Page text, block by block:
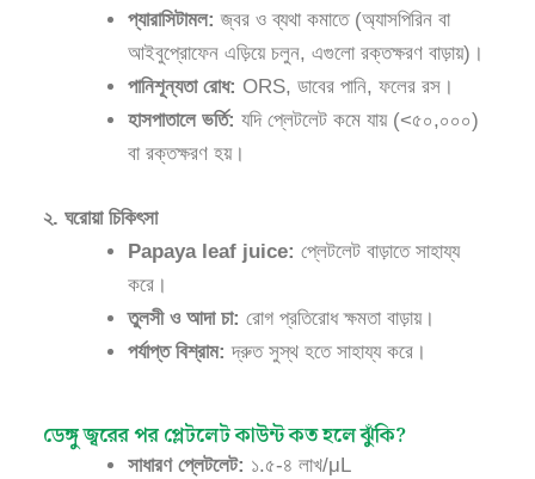
প্যারাসিটামল: জ্বর ও ব্যথা কমাতে (অ্যাসপিরিন বা
আইবুপ্রোফেন এড়িয়ে চলুন, এগুলো রক্তক্ষরণ বাড়ায়)।
পানিশূন্যতা রোধ: ORS, ডাবের পানি, ফলের রস।
হাসপাতালে ভর্তি: যদি প্লেটলেট কমে যায় (<৫০,০০০)
বা রক্তক্ষরণ হয়।
২. ঘরোয়া চিকিৎসা
Papaya leaf juice: প্লেটলেট বাড়াতে সাহায্য
করে।
তুলসী ও আদা চা: রোগ প্রতিরোধ ক্ষমতা বাড়ায়।
পর্যাপ্ত বিশ্রাম: দ্রুত সুস্থ হতে সাহায্য করে।
ডেঙ্গু জ্বরের পর প্লেটলেট কাউন্ট কত হলে ঝুঁকি?
সাধারণ প্লেটলেট: ১.৫-৪ লাখ/μL